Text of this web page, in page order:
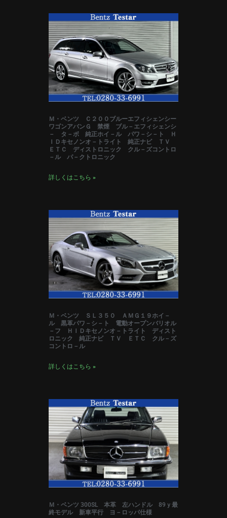
Ｍ・ベンツ Ｃ２００ブルーエフィシェンシー
ワゴンアバンＧ 禁煙 ブル－エフィシェンシ
－ タ－ボ 純正ホイ－ル パワ－シ－ト Ｈ
ＩＤキセノンオ－トライト 純正ナビ ＴＶ
ＥＴＣ ディストロニック クル－ズコントロ
－ル パ－クトロニック
詳しくはこちら »
Ｍ・ベンツ ＳＬ３５０ ＡＭＧ１９ホイ－
ル 黒革パワ－シ－ト 電動オープンバリオル
－フ ＨＩＤキセノンオ－トライト ディスト
ロニック 純正ナビ ＴＶ ＥＴＣ クル－ズ
コントロ－ル
詳しくはこちら »
Ｍ・ベンツ 300SL 本革 左ハンドル 89ｙ最
終モデル 新車平行 ヨ－ロッパ仕様